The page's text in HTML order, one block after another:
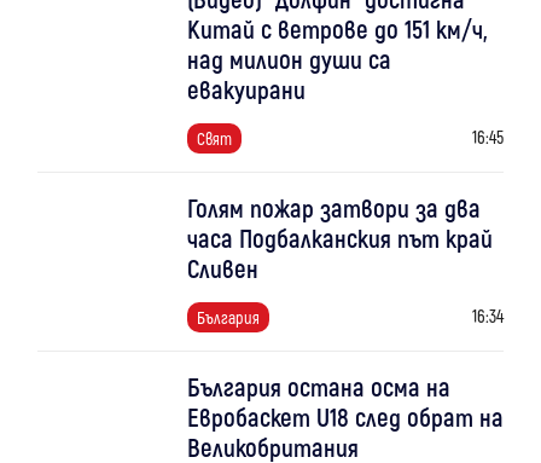
Китай с ветрове до 151 км/ч,
над милион души са
евакуирани
Свят 16:45
Голям пожар затвори за два
часа Подбалканския път край
Сливен
България 16:34
България остана осма на
Евробаскет U18 след обрат на
Великобритания